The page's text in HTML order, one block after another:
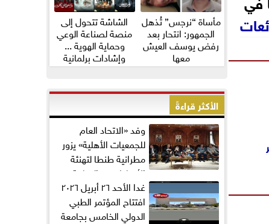
مأساة “نرجس” تُذهل
الجمهور: انتحار بعد
رفض يوسف العيش
معها
الشاشة تتحول إلى
منصة لصناعة الوعي
وحماية الهوية ...
وإشادات برلمانية
واسعة...
الأكثر قراءةً
وفد «الاتحاد العام
للجمعيات الأهلية» يزور
مطرانية طنطا لتهنئة
الأقباط بعيد القيامة...
غدا الأحد ٢٦ أبريل ٢٠٢٦
افتتاح المؤتمر الطبي
الدولي الخامس بجامعة